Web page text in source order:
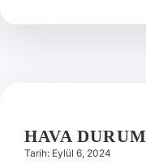
HAVA
Tarih: Eylül 6, 2024